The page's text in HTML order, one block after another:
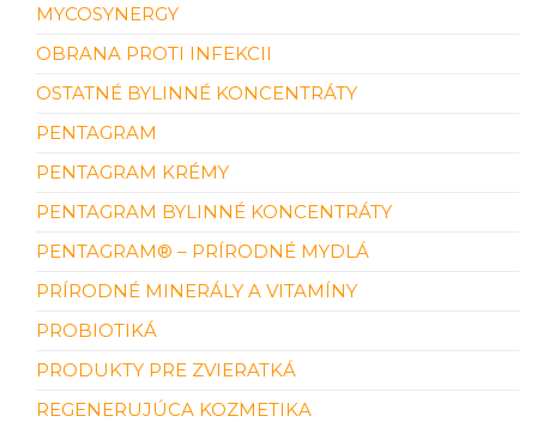
MYCOSYNERGY
OBRANA PROTI INFEKCII
OSTATNÉ BYLINNÉ KONCENTRÁTY
PENTAGRAM
PENTAGRAM KRÉMY
PENTAGRAM BYLINNÉ KONCENTRÁTY
PENTAGRAM® – PRÍRODNÉ MYDLÁ
PRÍRODNÉ MINERÁLY A VITAMÍNY
PROBIOTIKÁ
PRODUKTY PRE ZVIERATKÁ
REGENERUJÚCA KOZMETIKA